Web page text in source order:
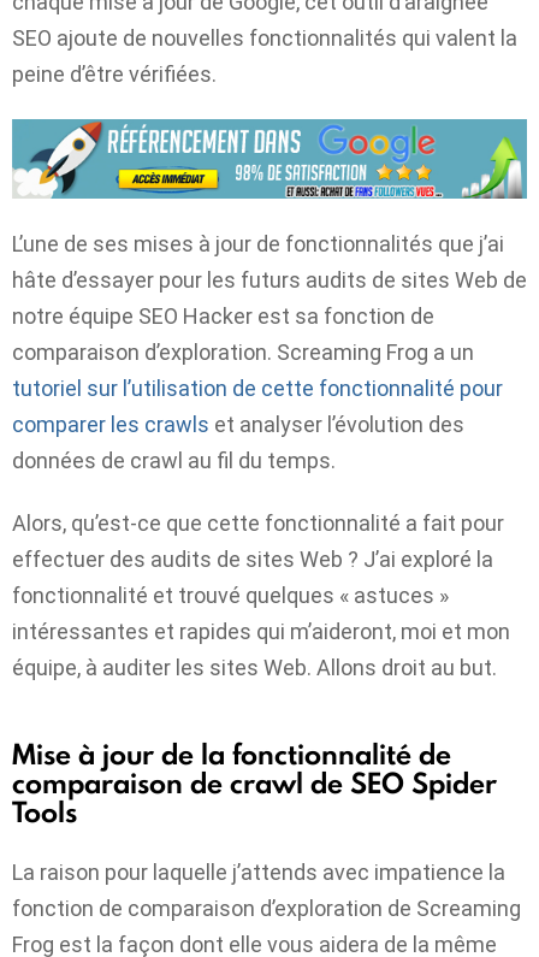
SEO ajoute de nouvelles fonctionnalités qui valent la
peine d’être vérifiées.
L’une de ses mises à jour de fonctionnalités que j’ai
hâte d’essayer pour les futurs audits de sites Web de
notre équipe SEO Hacker est sa fonction de
comparaison d’exploration. Screaming Frog a un
tutoriel sur l’utilisation de cette fonctionnalité pour
comparer les crawls et analyser l’évolution des
données de crawl au fil du temps.
Alors, qu’est-ce que cette fonctionnalité a fait pour
effectuer des audits de sites Web ? J’ai exploré la
fonctionnalité et trouvé quelques « astuces »
intéressantes et rapides qui m’aideront, moi et mon
équipe, à auditer les sites Web. Allons droit au but.
Mise à jour de la fonctionnalité de
comparaison de crawl de SEO Spider
Tools
La raison pour laquelle j’attends avec impatience la
fonction de comparaison d’exploration de Screaming
Frog est la façon dont elle vous aidera de la même